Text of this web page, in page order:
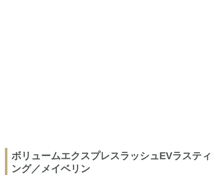
ボリュームエクスプレスラッシュEVラスティ
ング／メイベリン